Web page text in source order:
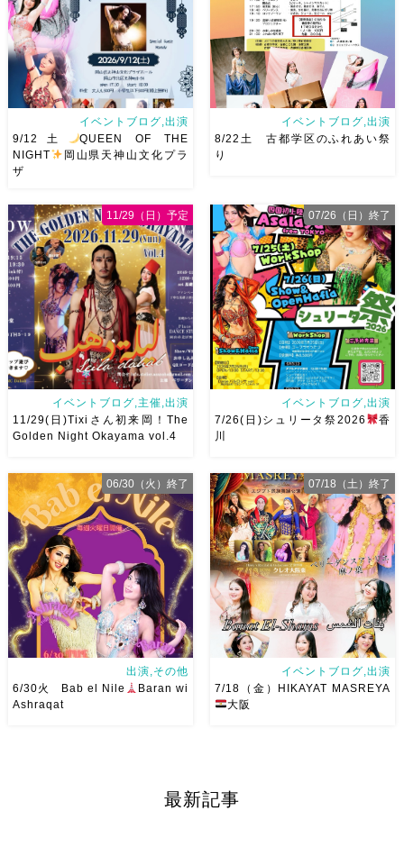
2026/9/12(土)Ricoさん主催
QUEEN OF THE NIGHT岡山
県天神山文化プラザ Guestに女
神 @mayadyorientaldance
さん
女神のオーラ浴びに行き
ましょー […]
イベントブログ,出演
9/12土
QUEEN OF THE
NIGHT
岡山県天神山文化プラ
ザ
8/22土 古都学区のふれあい祭
りにて踊らせていただきます♡
太鼓も叩くよー！私たちは
18:40頃から出演です屋台も出
てとても楽しいお祭りになりそ
う
私たちも踊った後は祭り
を楽しみます
遊びにいら
[…]
イベントブログ,出演
8/22土 古都学区のふれあい祭
り
2026/11/29(日)Tixiさん初来
岡！The Golden Night
Okayama vol.4 本日8/1よりお
申し込みスタートです
【
Show 】 Guest DancerTixi
[…]
イベントブログ,主催,出演
11/29(日)Tixiさん初来岡！The
Golden Night Okayama vol.4
11/29（日）予定
アサレイヤさんが香川に来るよ
ー！！Yuccoちゃん主催
そ
して、なんと！私も出演させて
いただけることとなりました！
麻ノ葉からもハフラ出演させて
いただきます
ゆっこちゃん
ありがとうー！ ショー＆ハフ
[…]
イベントブログ,出演
7/26(日)シュリータ祭2026
香
川
07/26（日）終了
Baran wi Ashraqat デュオショ
出演,その他
6/30火 Bab el Nile
Baran wi
Ashraqat
06/30（火）終了
https://www.4m-llc.com/ 4Mさ
イベントブログ,出演
7/18（金）HIKAYAT MASREYA
大阪
07/18（土）終了
最新記事